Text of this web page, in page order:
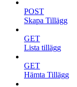
POST
Skapa Tillägg
GET
Lista tillägg
GET
Hämta Tillägg